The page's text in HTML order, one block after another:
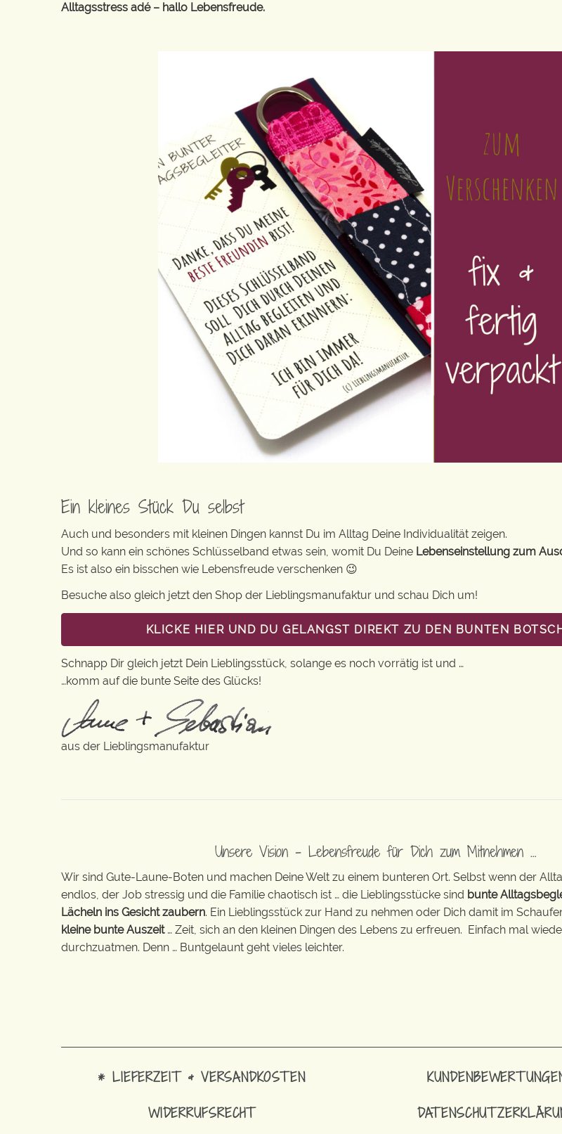
Alltagsstress adé – hallo Lebensfreude.
Ein kleines Stück Du selbst
Auch und besonders mit kleinen Dingen kannst Du im Alltag Deine Individualität zeigen.
Und so kann ein schönes Schlüsselband etwas sein, womit Du Deine Lebenseinstellung zum
Es ist also ein bisschen wie Lebensfreude verschenken 😉
Besuche also gleich jetzt den Shop der Lieblingsmanufaktur und schau Dich um!
KLICKE HIER UND DU GELANGST DIREKT ZU DEN BUNTEN
Schnapp Dir gleich jetzt Dein Lieblingsstück, solange es noch vorrätig ist und …
…komm auf die bunte Seite des Glücks!
aus der Lieblingsmanufaktur
Unsere Vision – Lebensfreude für Dich zum Mitnehmen …
Wir sind Gute-Laune-Boten und machen Deine Welt zu einem bunteren Ort. Selbst wenn der
endlos, der Job stressig und die Familie chaotisch ist … die Lieblingsstücke sind bunte
Lächeln ins Gesicht zaubern. Ein Lieblingsstück zur Hand zu nehmen oder Dich damit im
kleine bunte Auszeit… Zeit, sich an den kleinen Dingen des Lebens zu erfreuen. Einfach mal
durchzuatmen. Denn … Buntgelaunt geht vieles leichter.
* LIEFERZEIT & VERSANDKOSTEN
WIDERRUFSRECHT